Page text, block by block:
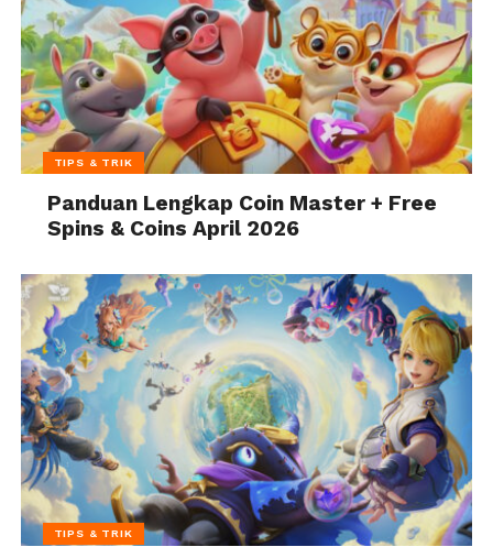
TIPS & TRIK
Panduan Lengkap Coin Master + Free
Spins & Coins April 2026
TIPS & TRIK